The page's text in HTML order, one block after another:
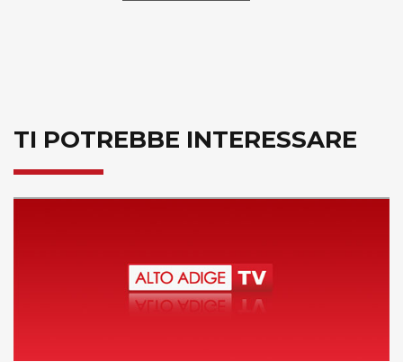
TI POTREBBE INTERESSARE